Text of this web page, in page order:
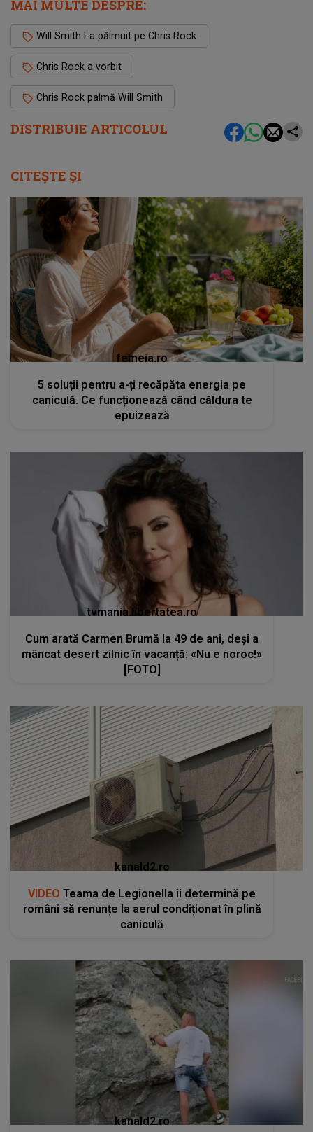
DISTRIBUIE ARTICOLUL
MAI MULTE DESPRE:
Will Smith l-a pălmuit pe Chris Rock
Chris Rock a vorbit
Chris Rock palmă Will Smith
CITEȘTE ȘI
femeia.ro
5 soluții pentru a-ți recăpăta energia pe
caniculă. Ce funcționează când căldura te
epuizează
tvmania.libertatea.ro
Cum arată Carmen Brumă la 49 de ani, deși a
mâncat desert zilnic în vacanță: «Nu e noroc!»
[FOTO]
kanald2.ro
VIDEO Teama de Legionella îi determină pe
români să renunțe la aerul condiționat în plină
caniculă
kanald2.ro